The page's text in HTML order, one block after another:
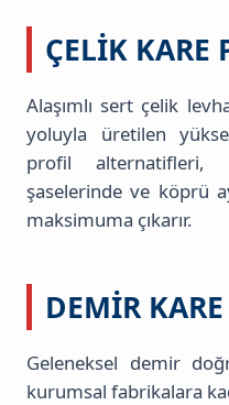
ÇELIK KARE
Alaşımlı sert çelik
yoluyla üretilen
profil alternatifleri,
şaselerinde ve köprü
maksimuma çıkarır.
DEMIR
Geleneksel demir
kurumsal fabrikalara